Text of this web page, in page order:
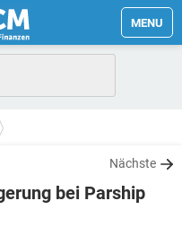
MENU
Nächste
bei Parship